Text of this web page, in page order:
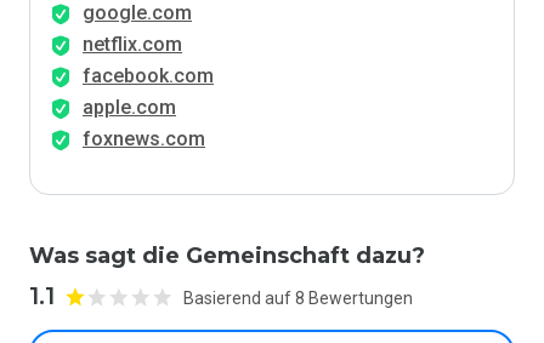
google.com
netflix.com
facebook.com
apple.com
foxnews.com
Was sagt die Gemeinschaft dazu?
1.1 Basierend auf 8 Bewertungen